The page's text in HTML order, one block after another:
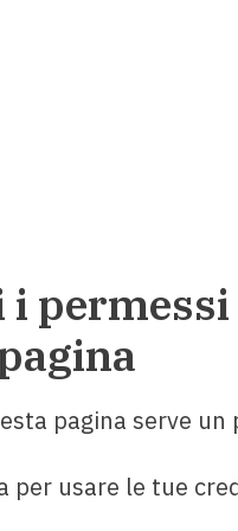
i
pagina serve un
per usare le tue